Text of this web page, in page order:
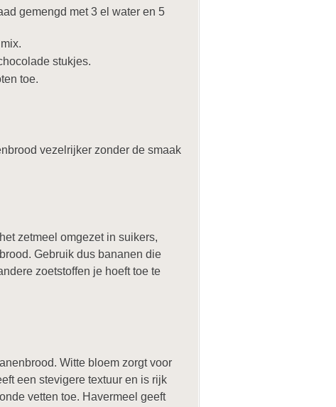
gemengd met 3 el water en 5
stukjes.
toe.
vezelrijker zonder de smaak
zetmeel omgezet in suikers,
Gebruik dus bananen die
zoetstoffen je hoeft toe te
Witte bloem zorgt voor
een stevigere textuur en is rijk
vetten toe. Havermeel geeft